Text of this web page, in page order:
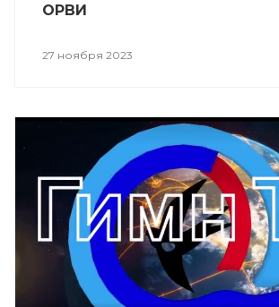
ОРВИ
27 ноября 2023